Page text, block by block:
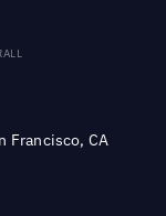
Francisco, CA